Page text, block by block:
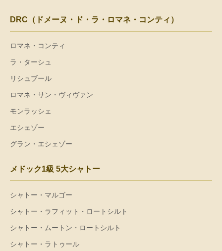
DRC（ドメーヌ・ド・ラ・ロマネ・コンティ）
ロマネ・コンティ
ラ・ターシュ
リシュブール
ロマネ・サン・ヴィヴァン
モンラッシェ
エシェゾー
グラン・エシェゾー
メドック1級 5大シャトー
シャトー・マルゴー
シャトー・ラフィット・ロートシルト
シャトー・ムートン・ロートシルト
シャトー・ラトゥール